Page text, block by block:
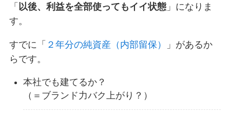
「 以後、利益を全部使ってもイイ状態」になりま
す。
すでに「 ２年分の純資産（内部留保）
」があるか
らです。
本社でも建てるか？
（＝ブランド力バク上がり？）